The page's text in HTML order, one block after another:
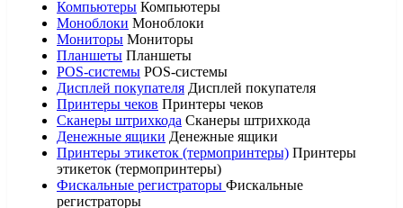
Компьютеры Компьютеры
Моноблоки Моноблоки
Мониторы Мониторы
Планшеты Планшеты
POS-системы POS-системы
Дисплей покупателя Дисплей покупателя
Принтеры чеков Принтеры чеков
Сканеры штрихкода Сканеры штрихкода
Денежные ящики Денежные ящики
Принтеры этикеток (термопринтеры) Принтеры
этикеток (термопринтеры)
Фискальные регистраторы Фискальные
регистраторы